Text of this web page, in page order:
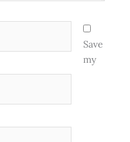
Save
my